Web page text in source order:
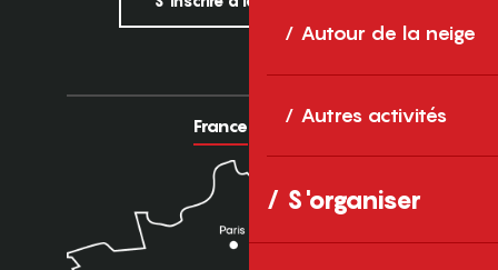
Autour de la neige
Autres activités
S'organiser
France Europe